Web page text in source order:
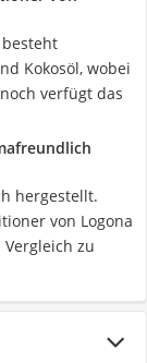
Kokosöl, wobei
verfügt das
hergestellt.
von Logona
zu